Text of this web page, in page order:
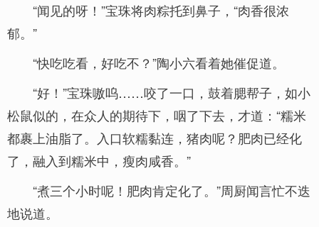
“闻见的呀！”宝珠将肉粽托到鼻子，“肉香很浓
郁。”
“快吃吃看，好吃不？”陶小六看着她催促道。
“好！”宝珠嗷呜……咬了一口，鼓着腮帮子，如小
松鼠似的，在众人的期待下，咽了下去，才道：“糯米
都裹上油脂了。入口软糯黏连，猪肉呢？肥肉已经化
了，融入到糯米中，瘦肉咸香。”
“煮三个小时呢！肥肉肯定化了。”周厨闻言忙不迭
地说道。